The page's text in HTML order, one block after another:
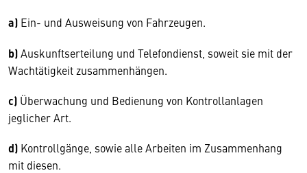
a) Ein- und Ausweisung von Fahrzeugen.
b)Auskunftserteilung und Telefondienst, soweit sie mit der
Wachtätigkeit zusammenhängen.
c) Überwachung und Bedienung von Kontrollanlagen
jeglicher Art.
d) Kontrollgänge, sowie alle Arbeiten im Zusammenhang
mit diesen.